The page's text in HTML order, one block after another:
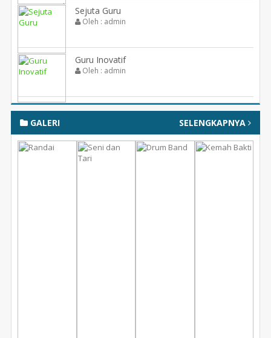
Sejuta Guru
Oleh : admin
Guru Inovatif
Oleh : admin
GALERI SELENGKAPNYA